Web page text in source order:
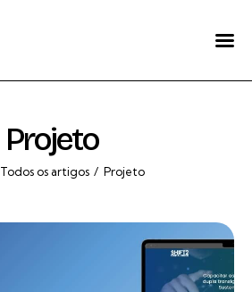
Projeto
Todos os artigos Projeto